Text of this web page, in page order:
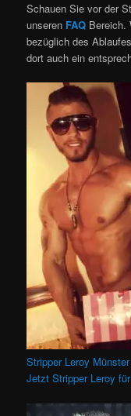
Schauen Sie vor der
unseren FAQ Bereich.
bezüglich des
dort auch ein
Stripper Leroy Münster
Jetzt Stripper Leroy